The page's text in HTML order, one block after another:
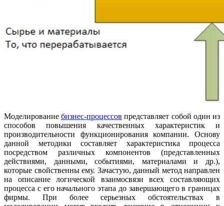
Моделированиебизнес-процессов представляет собой один из
способов повышения качественных характеристик и
производительности функционирования компании. Основу
данной методики составляет характеристика процесса
посредством различных компонентов (представленных
действиями, данными, событиями, материалами и др.),
которые свойственны ему. Зачастую, данный метод направлен
на описание логической взаимосвязи всех составляющих
процесса с его начального этапа до завершающего в границах
фирмы. При более серьезных обстоятельствах в